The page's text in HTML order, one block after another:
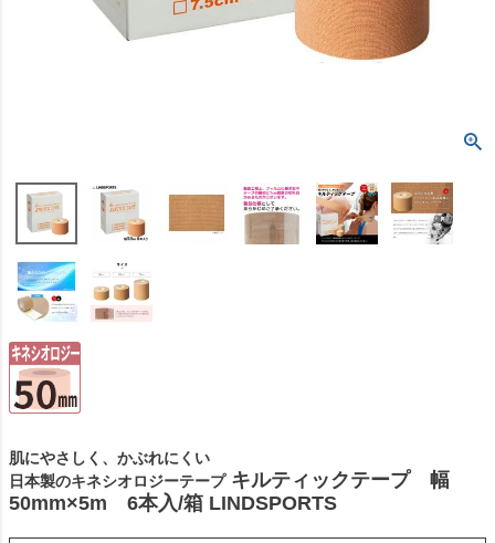
肌にやさしく、かぶれにくい
日本製のキネシオロジーテープ キルティックテープ 幅
50mm×5m 6本入/箱 LINDSPORTS